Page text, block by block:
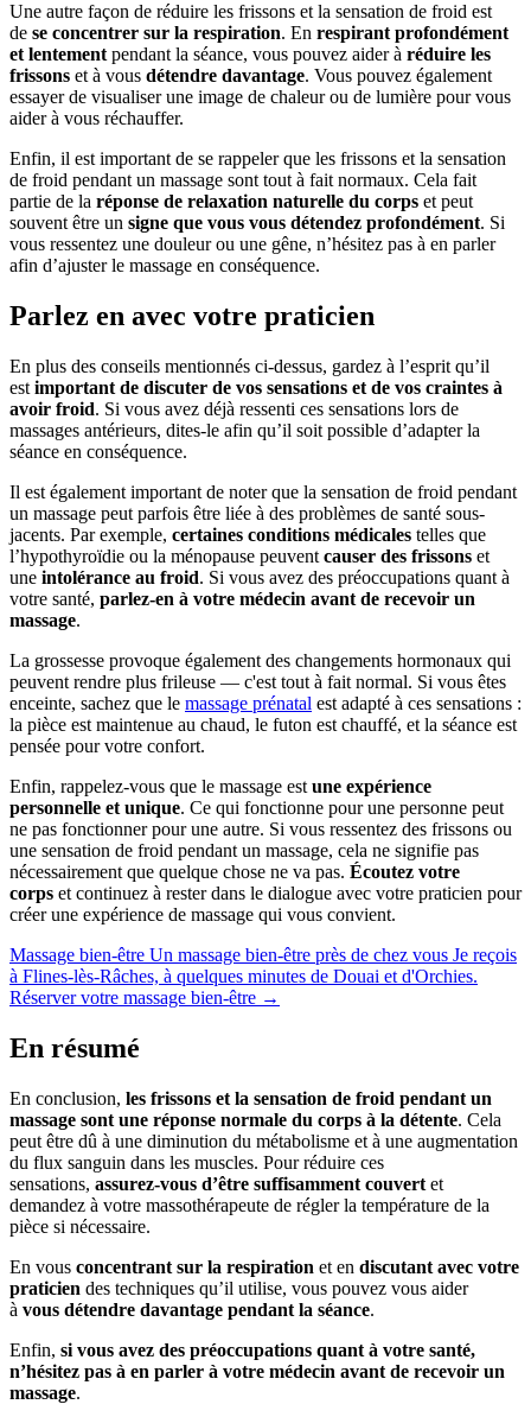
Une autre façon de réduire les frissons et la sensation de froid est
de se concentrer sur la respiration. En respirant profondément
et lentement pendant la séance, vous pouvez aider à réduire les
frissons et à vous détendre davantage. Vous pouvez également
essayer de visualiser une image de chaleur ou de lumière pour vous
aider à vous réchauffer.
Enfin, il est important de se rappeler que les frissons et la sensation
de froid pendant un massage sont tout à fait normaux. Cela fait
partie de la réponse de relaxation naturelle du corps et peut
souvent être un signe que vous vous détendez profondément. Si
vous ressentez une douleur ou une gêne, n’hésitez pas à en parler
afin d’ajuster le massage en conséquence.
Parlez en avec votre praticien
En plus des conseils mentionnés ci-dessus, gardez à l’esprit qu’il
est important de discuter de vos sensations et de vos craintes à
avoir froid. Si vous avez déjà ressenti ces sensations lors de
massages antérieurs, dites-le afin qu’il soit possible d’adapter la
séance en conséquence.
Il est également important de noter que la sensation de froid pendant
un massage peut parfois être liée à des problèmes de santé sous-
jacents. Par exemple, certaines conditions médicales telles que
l’hypothyroïdie ou la ménopause peuvent causer des frissons et
une intolérance au froid. Si vous avez des préoccupations quant à
votre santé, parlez-en à votre médecin avant de recevoir un
massage.
La grossesse provoque également des changements hormonaux qui
peuvent rendre plus frileuse — c'est tout à fait normal. Si vous êtes
enceinte, sachez que le massage prénatal est adapté à ces sensations :
la pièce est maintenue au chaud, le futon est chauffé, et la séance est
pensée pour votre confort.
Enfin, rappelez-vous que le massage est une expérience
personnelle et unique. Ce qui fonctionne pour une personne peut
ne pas fonctionner pour une autre. Si vous ressentez des frissons ou
une sensation de froid pendant un massage, cela ne signifie pas
nécessairement que quelque chose ne va pas. Écoutez votre
corps et continuez à rester dans le dialogue avec votre praticien pour
créer une expérience de massage qui vous convient.
Massage bien-être Un massage bien-être près de chez vous Je reçois
à Flines-lès-Râches, à quelques minutes de Douai et d'Orchies.
Réserver votre massage bien-être →
En résumé
En conclusion, les frissons et la sensation de froid pendant un
massage sont une réponse normale du corps à la détente. Cela
peut être dû à une diminution du métabolisme et à une augmentation
du flux sanguin dans les muscles. Pour réduire ces
sensations, assurez-vous d’être suffisamment couvert et
demandez à votre massothérapeute de régler la température de la
pièce si nécessaire.
En vous concentrant sur la respiration et en discutant avec votre
praticien des techniques qu’il utilise, vous pouvez vous aider
à vous détendre davantage pendant la séance.
Enfin, si vous avez des préoccupations quant à votre santé,
n’hésitez pas à en parler à votre médecin avant de recevoir un
massage.